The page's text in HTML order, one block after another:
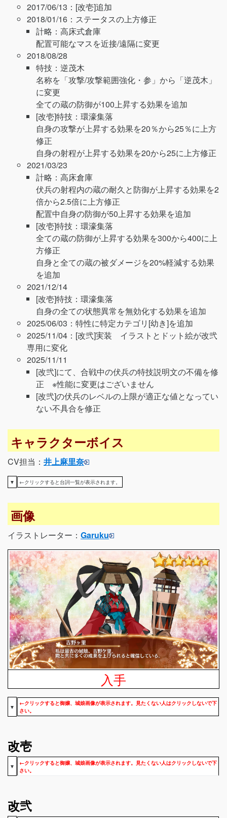
2017/06/13：[改壱]追加
2018/01/16：ステータスの上方修正
計略：高床式倉庫
配置可能なマスを近接/遠隔に変更
2018/08/28
特技：逆茂木
名称を「攻撃/攻撃範囲強化・参」から「逆茂木」
に変更
全ての蔵の防御が100上昇する効果を追加
[改壱]特技：環濠集落
自身の攻撃が上昇する効果を20％から25％に上方
修正
自身の射程が上昇する効果を20から25に上方修正
2021/03/23
計略：高床倉庫
伏兵の射程内の蔵の耐久と防御が上昇する効果を2
倍から2.5倍に上方修正
配置中自身の防御が50上昇する効果を追加
[改壱]特技：環濠集落
全ての蔵の防御が上昇する効果を300から400に上
方修正
自身と全ての蔵の被ダメージを20%軽減する効果
を追加
2021/12/14
[改壱]特技：環濠集落
自身の全ての状態異常を無効化する効果を追加
2025/06/03：特性に特定カテゴリ[幼き]を追加
2025/11/04：[改弐]実装 イラストとドット絵が改弐
専用に変化
2025/11/11
[改弐]にて、合戦中の伏兵の特技説明文の不備を修
正 ※性能に変更はございません
[改弐]の伏兵のレベルの上限が適正な値となってい
ない不具合を修正
キャラクターボイス
CV担当： 井上麻里奈
▼ ←クリックすると台詞一覧が表示されます。
画像
イラストレーター： Garuku
入手
▼
←クリックすると御嬢、城娘画像が表示されます。見たくない人はクリックしないで下
さい。
改壱
▼
←クリックすると御嬢、城娘画像が表示されます。見たくない人はクリックしないで下
さい。
改弐